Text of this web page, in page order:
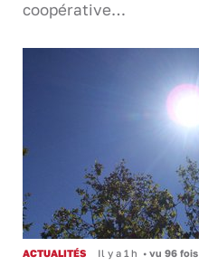
coopérative…
ACTUALITÉS Il y a 1 h • vu 96 fois